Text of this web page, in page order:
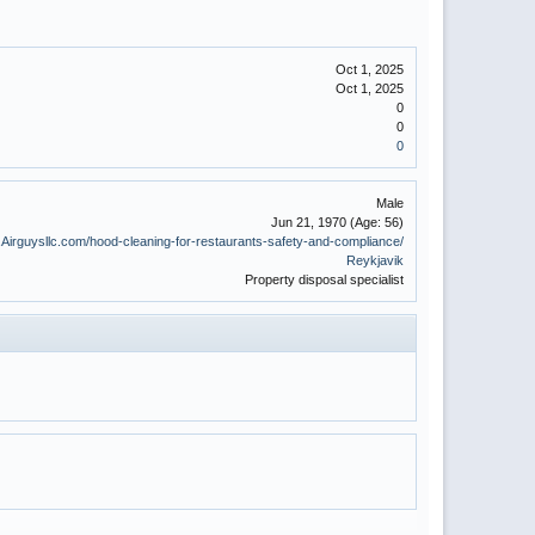
Oct 1, 2025
Oct 1, 2025
0
0
0
Male
Jun 21, 1970 (Age: 56)
hood-cleaning-for-restaurants-safety-and-compliance/
Reykjavik
Property disposal specialist